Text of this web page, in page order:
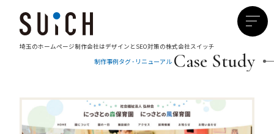
埼玉のホームページ制作会社はデザインとSEO対策の株式会社スイッチ
制作事例タグ - リニューアル Case Study